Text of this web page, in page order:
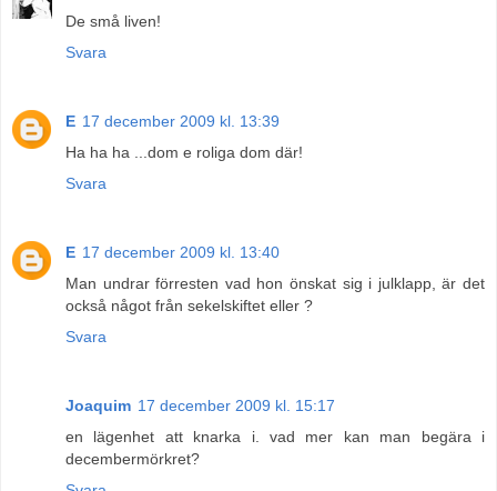
De små liven!
Svara
E 17 december 2009 kl. 13:39
Ha ha ha ...dom e roliga dom där!
Svara
E 17 december 2009 kl. 13:40
Man undrar förresten vad hon önskat sig i julklapp, är det
också något från sekelskiftet eller ?
Svara
Joaquim 17 december 2009 kl. 15:17
en lägenhet att knarka i. vad mer kan man begära i
decembermörkret?